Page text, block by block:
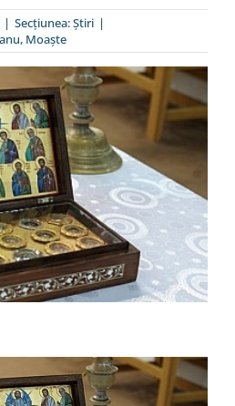
| Secțiunea:Ştiri |
, Moaşte